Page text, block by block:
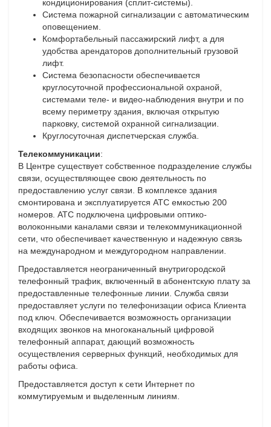
кондиционирования (сплит-системы).
Система пожарной сигнализации с автоматическим
оповещением.
Комфортабельный пассажирский лифт, а для
удобства арендаторов дополнительный грузовой
лифт.
Система безопасности обеспечивается
круглосуточной профессиональной охраной,
системами теле- и видео-наблюдения внутри и по
всему периметру здания, включая открытую
парковку, системой охранной сигнализации.
Круглосуточная диспетчерская служба.
Телекоммуникации:
В Центре существует собственное подразделение службы
связи, осуществляющее свою деятельность по
предоставлению услуг связи. В комплексе здания
смонтирована и эксплуатируется АТС емкостью 200
номеров. АТС подключена цифровыми оптико-
волоконными каналами связи и телекоммуникационной
сети, что обеспечивает качественную и надежную связь
на международном и междугородном направлении.
Предоставляется неограниченный внутригородской
телефонный трафик, включенный в абонентскую плату за
предоставленные телефонные линии. Служба связи
предоставляет услуги по телефонизации офиса Клиента
под ключ. Обеспечивается возможность организации
входящих звонков на многоканальный цифровой
телефонный аппарат, дающий возможность
осуществления серверных функций, необходимых для
работы офиса.
Предоставляется доступ к сети Интернет по
коммутируемым и выделенным линиям.